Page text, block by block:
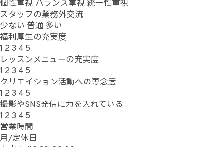
個性重視 バランス重視 統一性重視
スタッフの業務外交流
少ない 普通 多い
福利厚生の充実度
1 23 4 5
レッスンメニューの充実度
1 23 4 5
クリエイション活動への専念度
1 23 4 5
撮影やSNS発信に力を入れている
1 23 4 5
営業時間
月/定休日